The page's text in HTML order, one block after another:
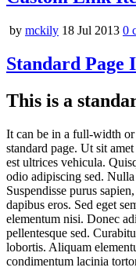
by mckily 18 Jul 2013 0
Standard Page
This is a
It can be in a full-width or
standard page. Ut sit
est ultrices vehicula.
odio adipiscing sed.
Suspendisse purus
dapibus eros. Sed eget
elementum nisi. Donec
pellentesque sed.
lobortis. Aliquam
condimentum lacinia